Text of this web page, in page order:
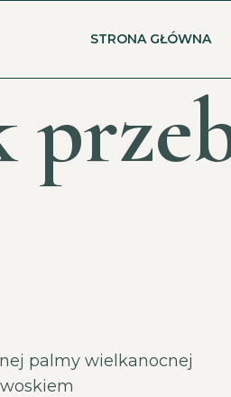
STRONA GŁÓWNA
palmy wielkanocnej